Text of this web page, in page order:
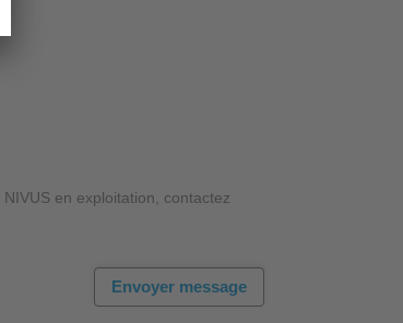
en exploitation, contactez
Envoyer message